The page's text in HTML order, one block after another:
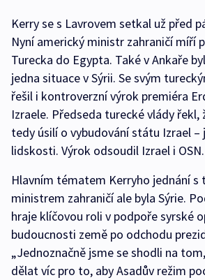
Kerry se s Lavrovem setkal už před
Nyní americký ministr zahraničí míří
Turecka do Egypta. Také v Ankaře
jedna situace v Sýrii. Se svým
řešil i kontroverzní výrok premiéra
Izraele. Předseda turecké vlády řekl,
tedy úsilí o vybudování státu Izrael
lidskosti. Výrok odsoudil Izrael i OSN.
Hlavním tématem Kerryho jednání s
ministrem zahraničí ale byla Sýrie.
hraje klíčovou roli v podpoře syrské
budoucnosti země po odchodu
„Jednoznačně jsme se shodli na
dělat víc pro to, aby Asadův režim